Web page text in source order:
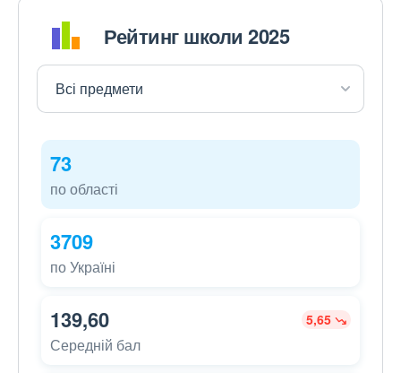
Рейтинг школи 2025
73
по області
3709
по Україні
139,60 5,65
Середній бал